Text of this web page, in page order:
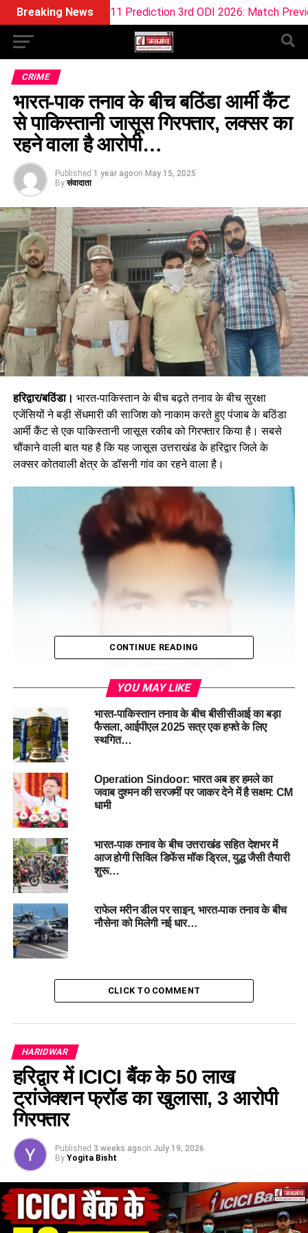
Breaking News
Dream11 Prediction 3rd ODI 2026: Match Preview, Pitch
CRIME
भारत-पाक तनाव के बीच बठिंडा आर्मी कैंट
से पाकिस्तानी जासूस गिरफ्तार, लक्सर का
रहने वाला है आरोपी…
Published 1 year agoon May 15, 2025
By संवादाता
हरिद्वार/बठिंडा। भारत-पाकिस्तान के बीच बढ़ते तनाव के बीच सुरक्षा
एजेंसियों ने बड़ी सेंधमारी की साजिश को नाकाम करते हुए पंजाब के बठिंडा
आर्मी कैंट से एक पाकिस्तानी जासूस रकीब को गिरफ्तार किया है। सबसे
चौंकाने वाली बात यह है कि यह जासूस उत्तराखंड के हरिद्वार जिले के
लक्सर कोतवाली क्षेत्र के डॉसनी गांव का रहने वाला है।
आरोपी रकीब पिछले पांच वर्षों से बठिंडा कैंट क्षेत्र में दर्ज़ी (टेलर) का काम
कर रहा था। सेना के अधिकारियों और जवानों की वर्दियों की सिलाई करते-
करते उसने न केवल अंदरूनी गतिविधियों की जानकारी हासिल की, बल्कि
पाकिस्तान की खुफिया एजेंसियों के संपर्क में आकर संवेदनशील सूचनाएं भी
बाहर भेजने लगा।
हरिद्वार के एसएसपी प्रमेन्द्र सिंह डोभाल ने इस गिरफ्तारी की पुष्टि की है।
उन्होंने बताया कि आरोपी रकीब के परिवार के अन्य सदस्य भी विभिन्न शहरों
में सिलाई के व्यवसाय से जुड़े हुए हैं।
हरिद्वार पुलिस ने लक्सर स्थित रकीब के घर पर दबिश दी और उसके
रिश्तेदारों से पूछताछ की है। एसएसपी डोभाल ने कहा कि यदि जांच
एजेंसियों को आरोपी के संबंध में और कोई संदिग्ध सुराग मिलते हैं, तो हरिद्वार
CONTINUE READING
YOU MAY LIKE
भारत-पाकिस्तान तनाव के बीच बीसीसीआई का बड़ा
फैसला, आईपीएल 2025 सत्र एक हफ्ते के लिए
स्थगित…
Operation Sindoor: भारत अब हर हमले का
जवाब दुश्मन की सरजमीं पर जाकर देने में है सक्षम: CM
धामी
भारत-पाक तनाव के बीच उत्तराखंड सहित देशभर में
आज होगी सिविल डिफेंस मॉक ड्रिल, युद्ध जैसी तैयारी
शुरू…
राफेल मरीन डील पर साइन, भारत-पाक तनाव के बीच
नौसेना को मिलेगी नई धार…
CLICK TO COMMENT
HARIDWAR
हरिद्वार में ICICI बैंक के 50 लाख
ट्रांजेक्शन फ्रॉड का खुलासा, 3 आरोपी
गिरफ्तार
Published 3 weeks agoon July 19, 2026
By Yogita Bisht